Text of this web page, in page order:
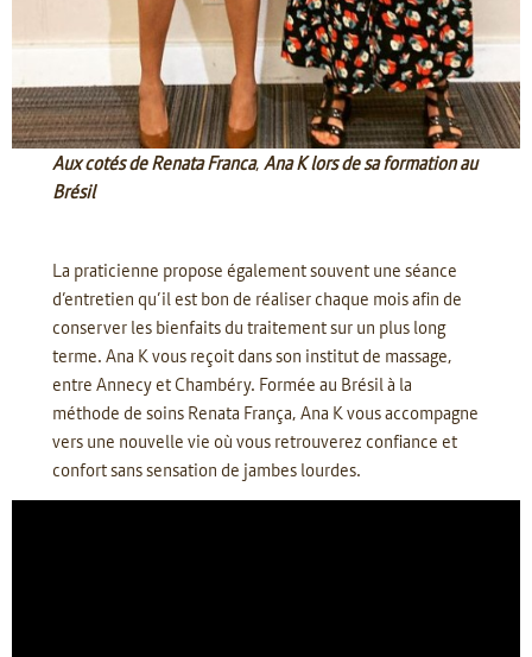
Aux cotés de Renata Franca,Ana K lors de sa formation au
Brésil
La praticienne propose également souvent une séance
d’entretien qu’il est bon de réaliser chaque mois afin de
conserver les bienfaits du traitement sur un plus long
terme. Ana K vous reçoit dans son institut de massage,
entre Annecy et Chambéry. Formée au Brésil à la
méthode de soins Renata França, Ana K vous accompagne
vers une nouvelle vie où vous retrouverez confiance et
confort sans sensation de jambes lourdes.